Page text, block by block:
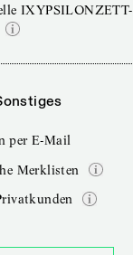
IXYPSILONZETT-
per E-Mail
Merklisten